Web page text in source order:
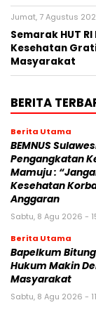
Jumat, 7 Agustus
Semarak HUT
Kesehatan
Masyarakat
BERITA
Berita Utama
BEMNUS
Pengangkatan
Mamuju :
Kesehatan
Anggaran
Sabtu, 8 Agu 2026 -
Berita Utama
Bapelkum
Hukum Makin
Masyarakat
Sabtu, 8 Agu 2026 -